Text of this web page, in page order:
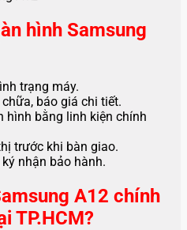
hình Samsung
trạng máy.
báo giá chi tiết.
hình bằng linh kiện chính
trước khi bàn giao.
nhận bảo hành.
A12 chính
TP.HCM?